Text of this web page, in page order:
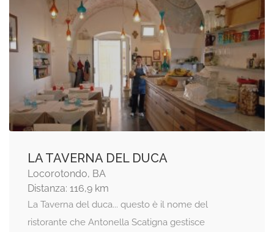
LA TAVERNA DEL DUCA
Locorotondo, BA
Distanza: 116,9 km
La Taverna del duca... questo è il nome del
ristorante che Antonella Scatigna gestisce